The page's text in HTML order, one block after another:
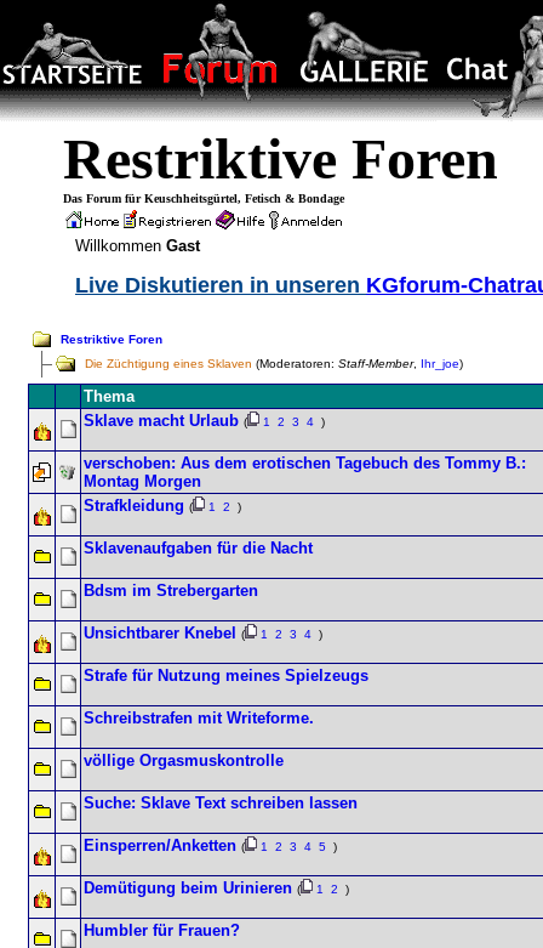
Restriktive Foren
Das Forum für Keuschheitsgürtel, Fetisch & Bondage
Willkommen Gast
Live Diskutieren in unseren KGforum-
Restriktive Foren
Die Züchtigung eines Sklaven (Moderatoren: Staff-Member, Ihr_joe)
Thema
Sklave macht Urlaub ( 1 2 3 4 )
verschoben: Aus dem erotischen Tagebuch des Tommy B.:
Montag Morgen
Strafkleidung ( 1 2 )
Sklavenaufgaben für die Nacht
Bdsm im Strebergarten
Unsichtbarer Knebel ( 1 2 3 4 )
Strafe für Nutzung meines Spielzeugs
Schreibstrafen mit Writeforme.
völlige Orgasmuskontrolle
Suche: Sklave Text schreiben lassen
Einsperren/Anketten ( 1 2 3 4 5 )
Demütigung beim Urinieren ( 1 2 )
Humbler für Frauen?